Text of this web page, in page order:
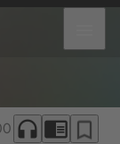
headphones chrome_reader_mode bookmark_border